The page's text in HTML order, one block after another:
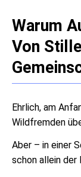
Warum
Von
Ehrlich, am
Wildfremden
Aber – in einer
schon allein der